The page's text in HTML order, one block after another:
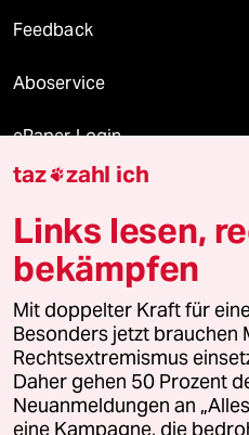
Feedback
Aboservice
ePaper Login
Downloads für Abonnierende
© 2026 taz Verlags und
Alle Rechte vorbehalten. Bei
wenden Sie sich bitte an
Feedback Redaktionsstatut
taz zahl ich
Links lesen,
bekämpfen
Mit doppelter Kraft für
Besonders jetzt brauchen
Rechtsextremismus
Daher gehen 50 Prozent
Neuanmeldungen an
eine Kampagne, die